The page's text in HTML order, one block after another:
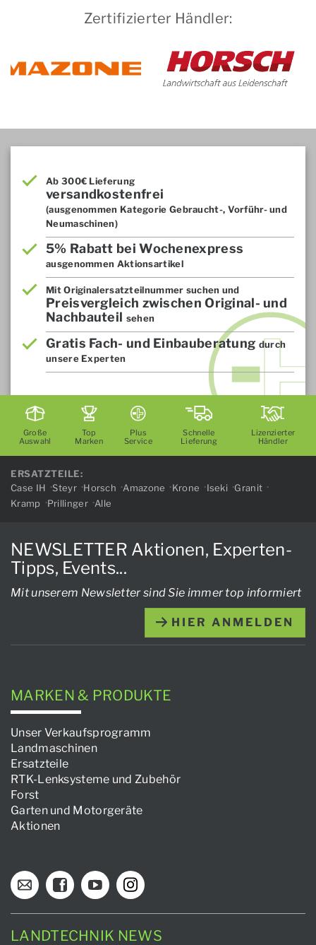
Zertifizierter Händler:
Ab 300€ Lieferung
versandkostenfrei
(ausgenommen Kategorie Gebraucht-, Vorführ- und
Neumaschinen)
5% Rabatt bei Wochenexpress
ausgenommen Aktionsartikel
Mit Originalersatzteilnummer suchen und
Preisvergleich zwischen Original- und
Nachbauteil sehen
Gratis Fach- und Einbauberatung durch
unsere Experten
Große
Auswahl
Top
Marken
Plus
Service
Schnelle
Lieferung
Lizenzierter
Händler
ERSATZTEILE:
Case IH
Steyr Horsch Amazone Krone Iseki
Granit
Kramp
Prillinger Alle
NEWSLETTER Aktionen, Experten-
Tipps, Events...
Mit unserem Newsletter sind Sie immer top informiert
HIER ANMELDEN
MARKEN & PRODUKTE
Unser Verkaufsprogramm
Landmaschinen
Ersatzteile
RTK-Lenksysteme und Zubehör
Forst
Garten und Motorgeräte
Aktionen
LANDTECHNIK NEWS